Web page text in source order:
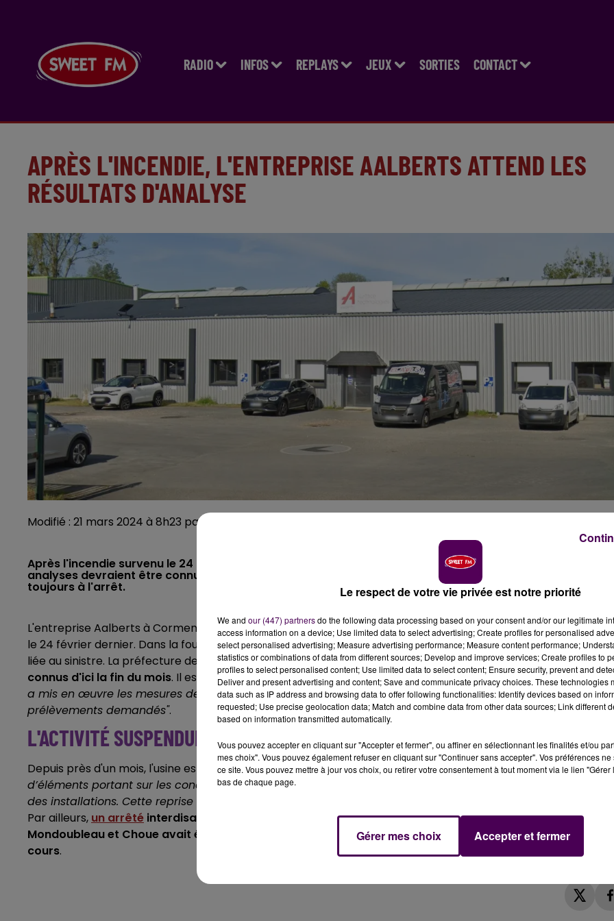
RADIO INFOS REPLAYS JEUX SORTIES CONTACT
APRÈS L'INCENDIE, L'ENTREPRISE AALBERTS ATTEND LES
RÉSULTATS D'ANALYSE
Modifié : 21 mars 2024 à 8h23 par Noëlline Garon / crédit photo : Google Maps
Après l'incendie survenu le 24 février à Cormenon, au sein de l'entreprise Aalberts, les résultats des
analyses devraient être connus d'ici la fin du mois de mars. En attendant, l'activité de cette société est
toujours à l'arrêt.
L'entreprise Aalberts à Cormenon est toujours à l'arrêt. Un incendie a touché le site, classé"Seveso seuil bas"
le 24 février dernier. Dans la foulée, des prélèvements ont été effectués pour repérer une éventuelle
liée au sinistre. La préfecture de Loir-et-Cher indique ce mercredi 20 mars quedes premiers résultats
connus d'ici la fin du mois. Il est également précisédans ce communiquédes services de l'Etat que"la
a mis en œuvre les mesures de mise en sécurité des installations et a procédé à la réalisation des
prélèvements demandés".
L'ACTIVITÉ SUSPENDUE
Depuis près d'un mois, l'usine est paralysée."La reprise d’activité est conditionnée à la remise par
d’éléments portant sur les conditions de redémarrage, sur l’état de conformité et la justification du bon
des installations. Cette reprise sera soumise à la décision du préfet de Loir-et-Cher"
Par ailleurs, un arrêté interdisant la consommation des fruits, légumes et oeufs produits à Cormenon,
Mondoubleau et Choue avait été pris par le représentant de l'Etat dans le département, il est toujours en
cours.
Le respect de votre vie privée est notre priorité
We and our (447) partnersdo the following data processing based on your consent and/or our legitimate
access information on a device; Use limited data to select advertising; Create profiles for personalised
select personalised advertising; Measure advertising performance; Measure content performance;
statistics or combinations of data from different sources; Develop and improve services; Create profiles to
profiles to select personalised content; Use limited data to select content; Ensure security, prevent and
Deliver and present advertising and content; Save and communicate privacy choices. These technologies
data such as IP address and browsing data to offer following functionalities: Identify devices based on
requested; Use precise geolocation data; Match and combine data from other data sources; Link different
based on information transmitted automatically.
Vous pouvez accepter en cliquant sur "Accepter et fermer", ou affiner en sélectionnant les finalités et/ou
mes choix". Vous pouvez également refuser en cliquant sur "Continuer sans accepter". Vos préférences
ce site. Vous pouvez mettre à jour vos choix, ou retirer votre consentement à tout moment via le lien
bas de chaque page.
Gérer mes choix Accepter et fermer